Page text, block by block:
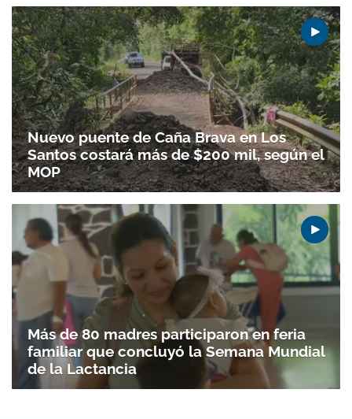
Nuevo puente de Caña Brava en Los
Santos costará más de $200 mil, según el
MOP
Más de 80 madres participaron en feria
familiar que concluyó la Semana Mundial
de la Lactancia